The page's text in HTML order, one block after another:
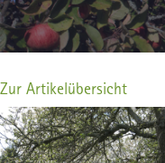
Zur Artikelübersicht